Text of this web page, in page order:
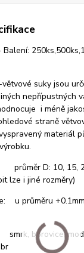
suky jsou
nepřípustných
i méně
straně
materiál
průměr D: 10, 15,
lze i jiné rozměry)
u průměru
modřín,